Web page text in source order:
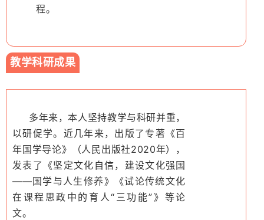
程。
教学科研成果
多年来，本人坚持教学与科研并重，
以研促学。近几年来，出版了专著《百
年国学导论》（人民出版社2020年），
发表了《坚定文化自信，建设文化强国
——国学与人生修养》《试论传统文化
在课程思政中的育人“三功能”》等论
文。